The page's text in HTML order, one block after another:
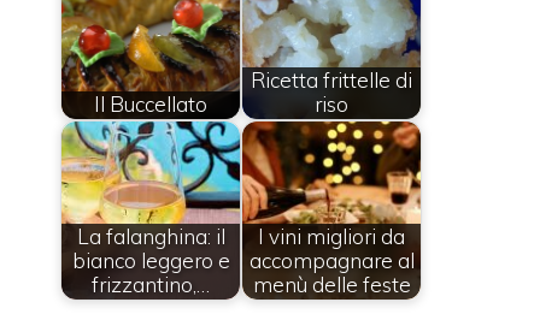
Il Buccellato
Ricetta frittelle di
riso
La falanghina: il
bianco leggero e
frizzantino,…
I vini migliori da
accompagnare al
menù delle feste